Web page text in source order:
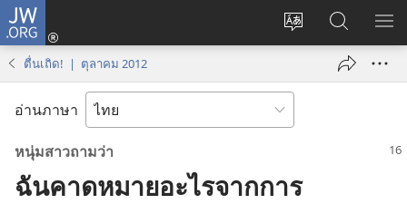
JW.ORG
เปลี่ยน
เข้า
(เปิด
ใหม่)
ค้นหา
ใน
JW.ORG
แส
ตื่นเถิด! | ตุลาคม 2012
อ่านภาษา
หนุ่ม​สาว​ถาม​ว่า
ฉันคาดหมายอะไรจากการ